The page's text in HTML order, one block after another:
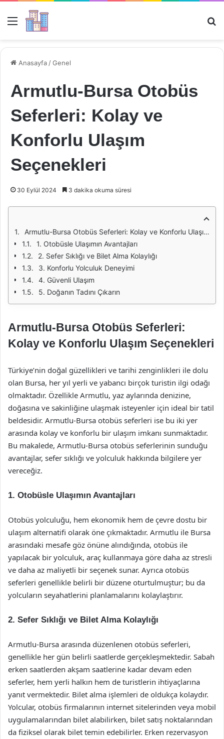
Menü
Anasayfa /Genel
Armutlu-Bursa Otobüs
Seferleri: Kolay ve
Konforlu Ulaşım
Seçenekleri
30 Eylül 2024 3 dakika okuma süresi
Armutlu-Bursa Otobüs Seferleri: Kolay ve Konforlu Ulaşım Seçenekleri
1. Otobüsle Ulaşımın Avantajları
2. Sefer Sıklığı ve Bilet Alma Kolaylığı
3. Konforlu Yolculuk Deneyimi
4. Güvenli Ulaşım
5. Doğanın Tadını Çıkarın
Armutlu-Bursa Otobüs Seferleri:
Kolay ve Konforlu Ulaşım Seçenekleri
Türkiye’nin doğal güzellikleri ve tarihi zenginlikleri ile dolu
olan Bursa, her yıl yerli ve yabancı birçok turistin ilgi odağı
olmaktadır. Özellikle Armutlu, yaz aylarında denizine,
doğasına ve sakinliğine ulaşmak isteyenler için ideal bir tatil
beldesidir. Armutlu-Bursa otobüs seferleri ise bu iki yer
arasında kolay ve konforlu bir ulaşım imkanı sunmaktadır.
Bu makalede, Armutlu-Bursa otobüs seferlerinin sunduğu
avantajlar, sefer sıklığı ve yolculuk hakkında bilgilere yer
vereceğiz.
1. Otobüsle Ulaşımın Avantajları
Otobüs yolculuğu, hem ekonomik hem de çevre dostu bir
ulaşım alternatifi olarak öne çıkmaktadır. Armutlu ile Bursa
arasındaki mesafe göz önüne alındığında, otobüs ile
yapılacak bir yolculuk, araç kullanmaya göre daha az stresli
ve daha az maliyetli bir seçenek sunar. Ayrıca otobüs
seferleri genellikle belirli bir düzene oturtulmuştur; bu da
yolcuların seyahatlerini planlamalarını kolaylaştırır.
2. Sefer Sıklığı ve Bilet Alma Kolaylığı
Armutlu-Bursa arasında düzenlenen otobüs seferleri,
genellikle her gün belirli saatlerde gerçekleşmektedir. Sabah
erken saatlerden akşam saatlerine kadar devam eden
seferler, hem yerli halkın hem de turistlerin ihtiyaçlarına
yanıt vermektedir. Bilet alma işlemleri de oldukça kolaydır.
Yolcular, otobüs firmalarının internet sitelerinden veya mobil
uygulamalarından bilet alabilirken, bilet satış noktalarından
da fiziksel olarak bilet temin edebilirler. Erken rezervasyon